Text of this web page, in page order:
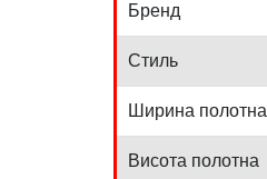
Бренд
Стиль
Ширина полотна
Висота полотна